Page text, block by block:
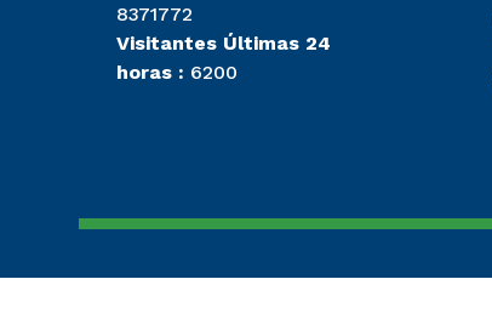
8371772
Visitantes Últimas 24
horas : 6200